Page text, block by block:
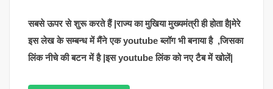
सबसे ऊपर से शुरू करते हैं |राज्य का मुखिया मुख्यमंत्री ही होता है|मेरे
इस लेख के सम्बन्ध में मैंने एक youtube ब्लॉग भी बनाया है ,जिसका
लिंक नीचे की बटन में है |इस youtube लिंक को नए टैब में खोलें|